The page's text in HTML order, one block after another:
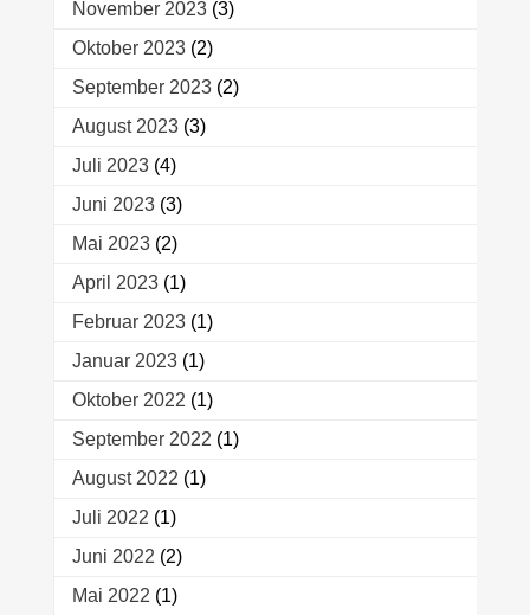
November 2023(3)
Oktober 2023(2)
September 2023(2)
August 2023(3)
Juli 2023(4)
Juni 2023(3)
Mai 2023(2)
April 2023(1)
Februar 2023(1)
Januar 2023(1)
Oktober 2022 (1)
September 2022 (1)
August 2022 (1)
Juli 2022 (1)
Juni 2022 (2)
Mai 2022 (1)